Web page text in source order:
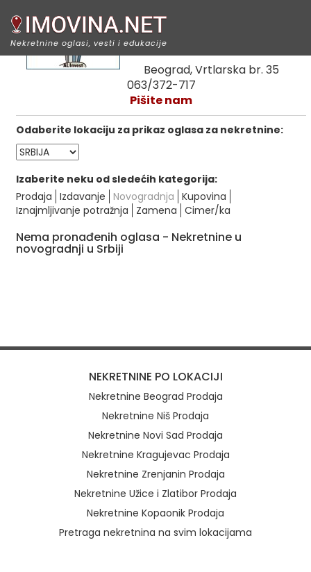
Al invest novogradnja
Beograd, Vrtlarska br. 35
063/372-717
Pišite nam
Odaberite lokaciju za prikaz oglasa za nekretnine:
Izaberite neku od sledećih kategorija:
Prodaja Izdavanje Novogradnja Kupovina
Iznajmljivanje potražnja
Zamena Cimer/ka
Nema pronađenih oglasa - Nekretnine u
novogradnji u Srbiji
Nekretnine oglasi, vesti i edukacije
NEKRETNINE PO LOKACIJI
Nekretnine Beograd Prodaja
Nekretnine Niš Prodaja
Nekretnine Novi Sad Prodaja
Nekretnine Kragujevac Prodaja
Nekretnine Zrenjanin Prodaja
Nekretnine Užice i Zlatibor Prodaja
Nekretnine Kopaonik Prodaja
Pretraga nekretnina na svim lokacijama